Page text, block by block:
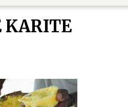
KARITE